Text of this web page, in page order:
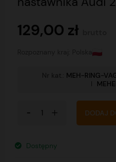
129,00 zł
Nr kat.:
MEH-RING-
I
DODAJ
Dostępny